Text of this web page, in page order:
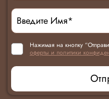
Нажимая на кнопку
оферты и политики